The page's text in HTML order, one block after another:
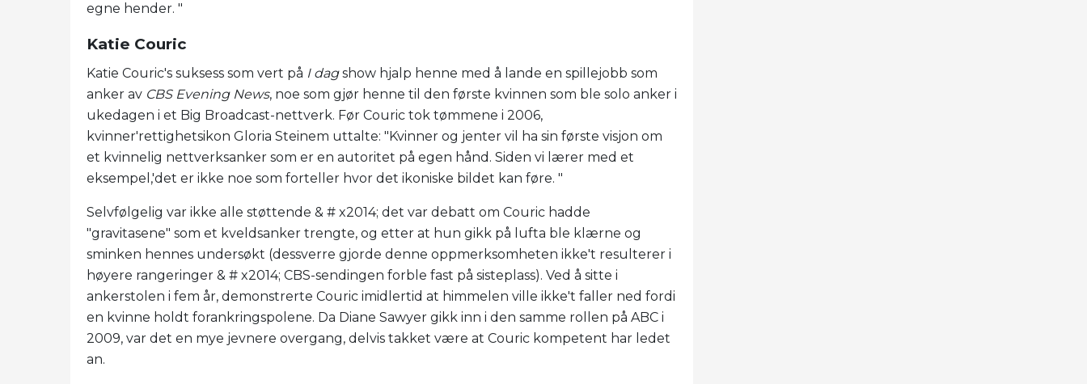
egne hender. "
Katie Couric
Katie Couric's suksess som vert på I dagshow hjalp henne med å lande en spillejobb som
anker av CBS Evening News, noe som gjør henne til den første kvinnen som ble solo anker i
ukedagen i et Big Broadcast-nettverk. Før Couric tok tømmene i 2006,
kvinner'rettighetsikon Gloria Steinem uttalte: "Kvinner og jenter vil ha sin første visjon om
et kvinnelig nettverksanker som er en autoritet på egen hånd. Siden vi lærer med et
eksempel,'det er ikke noe som forteller hvor det ikoniske bildet kan føre. "
Selvfølgelig var ikke alle støttende & # x2014; det var debatt om Couric hadde
"gravitasene" som et kveldsanker trengte, og etter at hun gikk på lufta ble klærne og
sminken hennes undersøkt (dessverre gjorde denne oppmerksomheten ikke't resulterer i
høyere rangeringer & # x2014; CBS-sendingen forble fast på sisteplass). Ved å sitte i
ankerstolen i fem år, demonstrerte Couric imidlertid at himmelen ville ikke't faller ned fordi
en kvinne holdt forankringspolene. Da Diane Sawyer gikk inn i den samme rollen på ABC i
2009, var det en mye jevnere overgang, delvis takket være at Couric kompetent har ledet
an.